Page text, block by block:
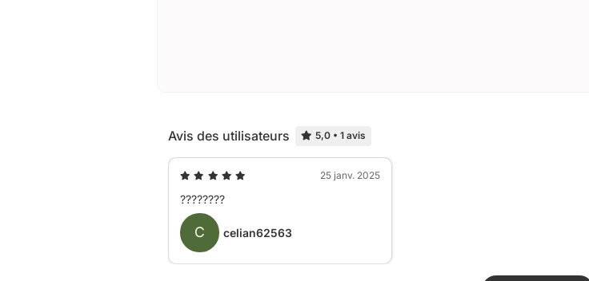
Avis des utilisateurs 5,0 • 1 avis
25 janv. 2025
????????
C celian62563